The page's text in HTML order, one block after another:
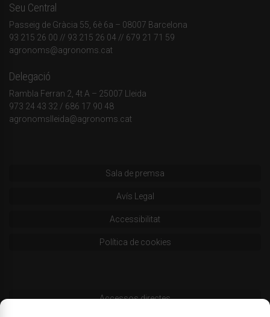
Seu Central
Passeig de Gràcia 55, 6è 6a – 08007 Barcelona
93 215 26 00 // 93 215 26 04 // 679 21 71 59
agronoms@agronoms.cat
Delegació
Rambla Ferran 2, 4t A – 25007 Lleida
973 24 43 32 / 686 17 90 48
agronomslleida@agronoms.cat
Sala de premsa
Avís Legal
Accessibilitat
Política de cookies
Accessos directes